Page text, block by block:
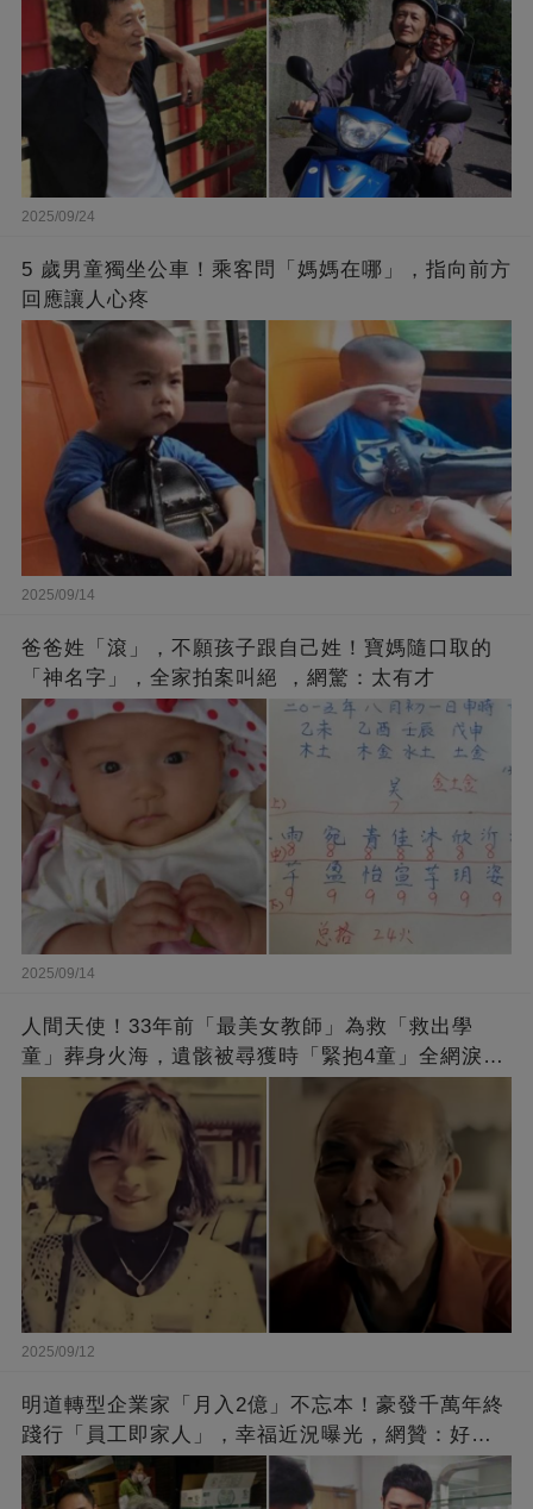
2025/09/24
5 歲男童獨坐公車！乘客問「媽媽在哪」，指向前方
回應讓人心疼
2025/09/14
爸爸姓「滾」，不願孩子跟自己姓！寶媽隨口取的
「神名字」，全家拍案叫絕 ，網驚：太有才
2025/09/14
人間天使！33年前「最美女教師」為救「救出學
童」葬身火海，遺骸被尋獲時「緊抱4童」全網淚
崩：真正的英雄不該被遺忘
2025/09/12
明道轉型企業家「月入2億」不忘本！豪發千萬年終
踐行「員工即家人」，幸福近況曝光，網贊：好老
闆的福報